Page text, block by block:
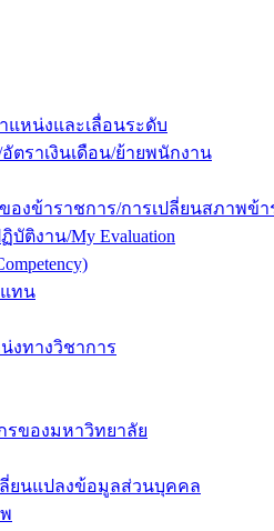
แหน่งและเลื่อนระดับ
ตราเงินเดือน/ย้ายพนักงาน
องข้าราชการ/การเปลี่ยนสภาพข้
ติงาน/My Evaluation
แทน
งทางวิชาการ
รของมหาวิทยาลัย
ลี่ยนแปลงข้อมูลส่วนบุคคล